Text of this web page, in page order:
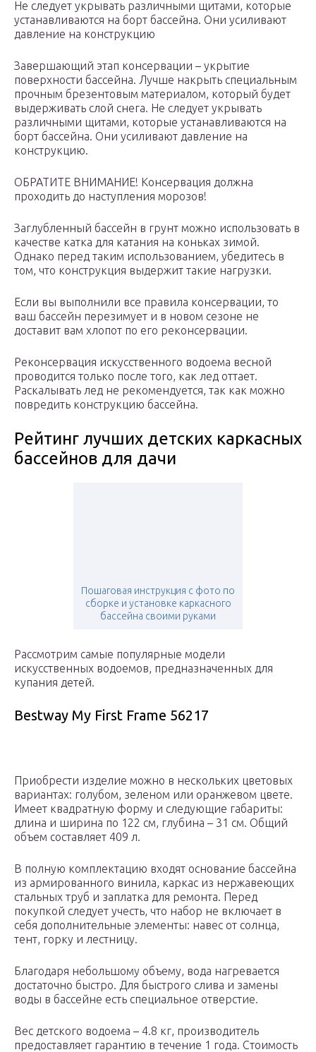
Не следует укрывать различными щитами, которые
устанавливаются на борт бассейна. Они усиливают
давление на конструкцию
Завершающий этап консервации – укрытие
поверхности бассейна. Лучше накрыть специальным
прочным брезентовым материалом, который будет
выдерживать слой снега. Не следует укрывать
различными щитами, которые устанавливаются на
борт бассейна. Они усиливают давление на
конструкцию.
ОБРАТИТЕ ВНИМАНИЕ! Консервация должна
проходить до наступления морозов!
Заглубленный бассейн в грунт можно использовать в
качестве катка для катания на коньках зимой.
Однако перед таким использованием, убедитесь в
том, что конструкция выдержит такие нагрузки.
Если вы выполнили все правила консервации, то
ваш бассейн перезимует и в новом сезоне не
доставит вам хлопот по его реконсервации.
Реконсервация искусственного водоема весной
проводится только после того, как лед оттает.
Раскалывать лед не рекомендуется, так как можно
повредить конструкцию бассейна.
Рейтинг лучших детских каркасных
бассейнов для дачи
Пошаговая инструкция с фото по
сборке и установке каркасного
бассейна своими руками
Рассмотрим самые популярные модели
искусственных водоемов, предназначенных для
купания детей.
Bestway My First Frame 56217
Приобрести изделие можно в нескольких цветовых
вариантах: голубом, зеленом или оранжевом цвете.
Имеет квадратную форму и следующие габариты:
длина и ширина по 122 см, глубина – 31 см. Общий
объем составляет 409 л.
В полную комплектацию входят основание бассейна
из армированного винила, каркас из нержавеющих
стальных труб и заплатка для ремонта. Перед
покупкой следует учесть, что набор не включает в
себя дополнительные элементы: навес от солнца,
тент, горку и лестницу.
Благодаря небольшому объему, вода нагревается
достаточно быстро. Для быстрого слива и замены
воды в бассейне есть специальное отверстие.
Вес детского водоема – 4.8 кг, производитель
предоставляет гарантию в течение 1 года. Стоимость